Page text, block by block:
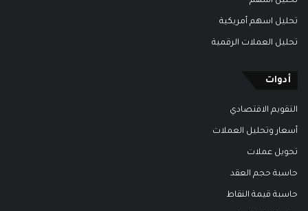
تحليل اسهم أمريكية
تحليل العملات الرقمية
أدوات
التقويم الاقتصادي
أسعار وتحليل العملات
تحويل عملات
حاسبة حجم العقد
حاسبة قيمة النقاط